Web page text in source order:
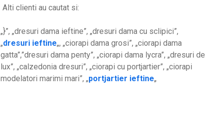
Alti clienti au cautat si:
„}”, „dresuri dama ieftine”, „dresuri dama cu sclipici”,
„dresuri ieftine„, „ciorapi dama grosi”, „ciorapi dama
gatta”,”dresuri dama penty”, „ciorapi dama lycra”, „dresuri de
lux”, „calzedonia dresuri”, „ciorapi cu portjartier”, „ciorapi
modelatori marimi mari”, „portjartier ieftine„